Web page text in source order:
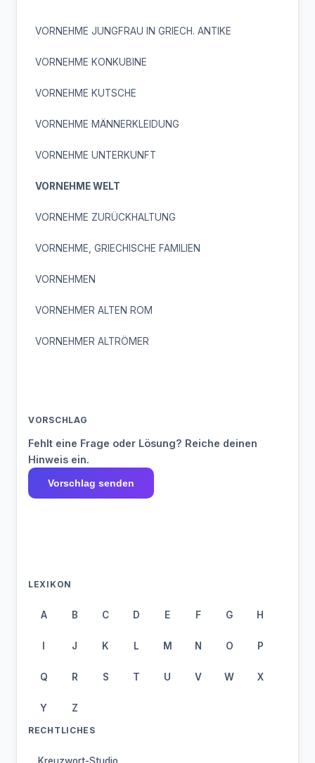
VORNEHME JUNGFRAU IN GRIECH. ANTIKE
VORNEHME KONKUBINE
VORNEHME KUTSCHE
VORNEHME MÄNNERKLEIDUNG
VORNEHME UNTERKUNFT
VORNEHME WELT
VORNEHME ZURÜCKHALTUNG
VORNEHME, GRIECHISCHE FAMILIEN
VORNEHMEN
VORNEHMER ALTEN ROM
VORNEHMER ALTRÖMER
VORSCHLAG
Fehlt eine Frage oder Lösung? Reiche deinen
Hinweis ein.
Vorschlag senden
LEXIKON
A B C D E F G H
I J K L M N O P
Q R S T U V W X
Y Z
RECHTLICHES
Kreuzwort-Studio